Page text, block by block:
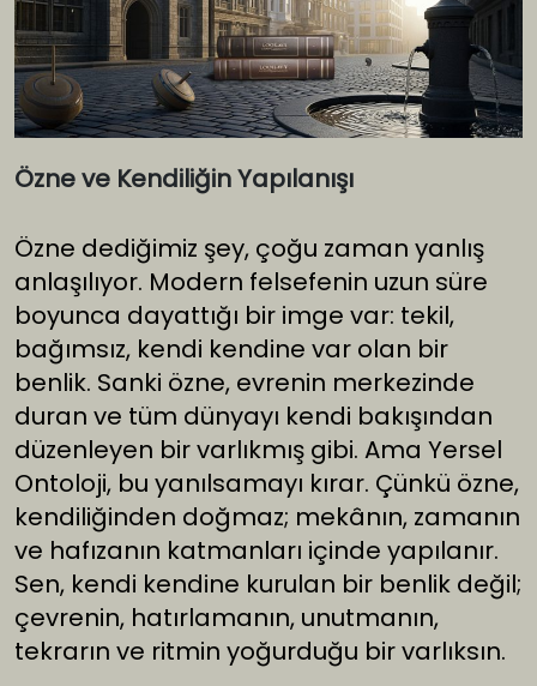
Özne ve Kendiliğin Yapılanışı
Özne dediğimiz şey, çoğu zaman yanlış
anlaşılıyor. Modern felsefenin uzun süre
boyunca dayattığı bir imge var: tekil,
bağımsız, kendi kendine var olan bir
benlik. Sanki özne, evrenin merkezinde
duran ve tüm dünyayı kendi bakışından
düzenleyen bir varlıkmış gibi. Ama Yersel
Ontoloji, bu yanılsamayı kırar. Çünkü özne,
kendiliğinden doğmaz; mekânın, zamanın
ve hafızanın katmanları içinde yapılanır.
Sen, kendi kendine kurulan bir benlik değil;
çevrenin, hatırlamanın, unutmanın,
tekrarın ve ritmin yoğurduğu bir varlıksın.